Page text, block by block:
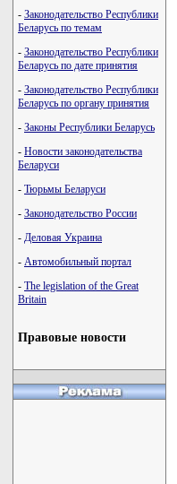
- Законодательство Республики
Беларусь по темам
- Законодательство Республики
Беларусь по дате принятия
- Законодательство Республики
Беларусь по органу принятия
- Законы Республики Беларусь
- Новости законодательства
Беларуси
- Тюрьмы Беларуси
- Законодательство России
- Деловая Украина
- Автомобильный портал
- The legislation of the Great
Britain
Правовые новости